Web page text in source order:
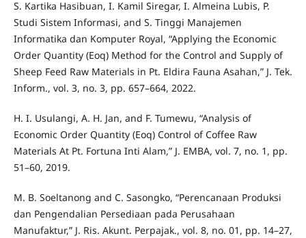
S. Kartika Hasibuan, I. Kamil Siregar, I. Almeina Lubis, P.
Studi Sistem Informasi, and S. Tinggi Manajemen
Informatika dan Komputer Royal, “Applying the Economic
Order Quantity (Eoq) Method for the Control and Supply of
Sheep Feed Raw Materials in Pt. Eldira Fauna Asahan,” J. Tek.
Inform., vol. 3, no. 3, pp. 657–664, 2022.
H. I. Usulangi, A. H. Jan, and F. Tumewu, “Analysis of
Economic Order Quantity (Eoq) Control of Coffee Raw
Materials At Pt. Fortuna Inti Alam,” J. EMBA, vol. 7, no. 1, pp.
51–60, 2019.
M. B. Soeltanong and C. Sasongko, “Perencanaan Produksi
dan Pengendalian Persediaan pada Perusahaan
Manufaktur,” J. Ris. Akunt. Perpajak., vol. 8, no. 01, pp. 14–27,